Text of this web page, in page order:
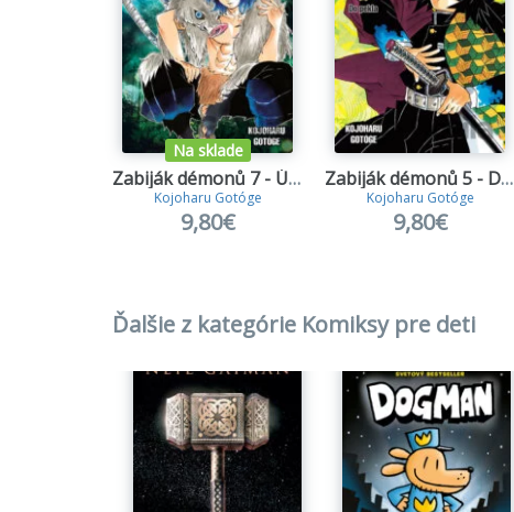
Na sklade
Zabiják démonů 7 - Útok ve stísněném prostoru
Kojoharu Gotóge
9,80€
Zabiják démonů 5 - Do pekla
Kojoharu Gotóge
9,80€
Ďalšie z kategórie Komiksy pre deti